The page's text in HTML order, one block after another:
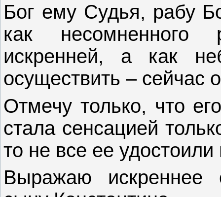
Бог ему Судья, рабу
как несомненного
искренней, а как
осуществить ‒ сейчас
Отмечу только, что
стала сенсацией
то не все ее
Выражаю искреннее